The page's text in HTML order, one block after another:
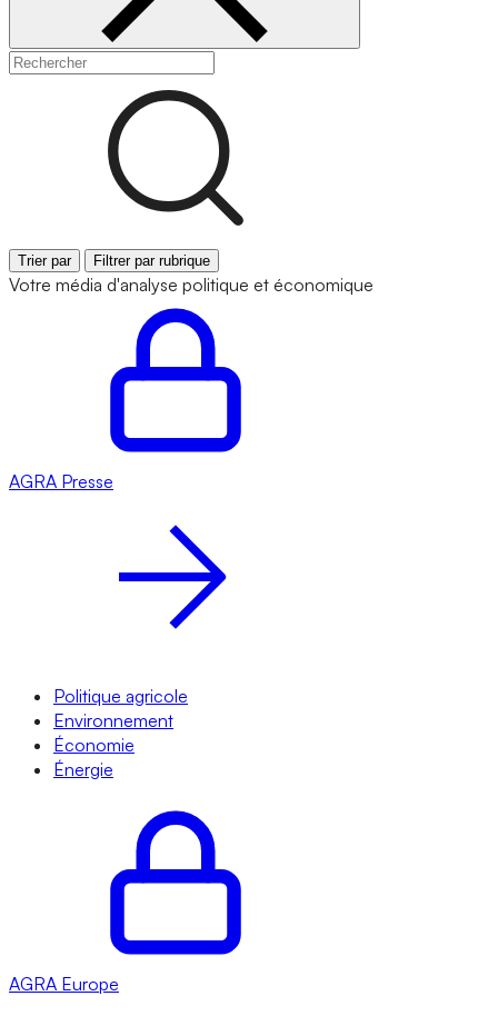
Trier par Filtrer par rubrique
Votre média d'analyse politique et économique
AGRA Presse
Politique agricole
Environnement
Économie
Énergie
AGRA Europe